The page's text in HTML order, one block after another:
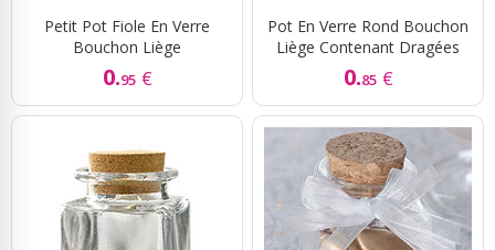
Petit Pot Fiole En Verre
Bouchon Liège
0.95 €
Pot En Verre Rond Bouchon
Liège Contenant Dragées
0.85 €